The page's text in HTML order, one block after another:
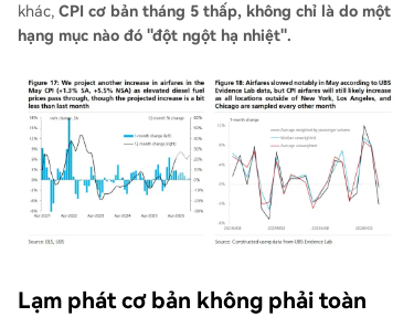
khác, CPI cơ bản tháng 5 thấp, không chỉ là do một
hạng mục nào đó "đột ngột hạ nhiệt".
Lạm phát cơ bản không phải toàn